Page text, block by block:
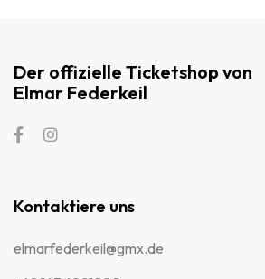
Der offizielle Ticketshop von
Elmar Federkeil
Kontaktiere uns
elmarfederkeil@gmx.de